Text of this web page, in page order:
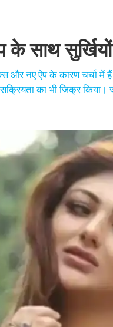
साथ
नए ऐप के कारण चर्चा में
का भी जिक्र